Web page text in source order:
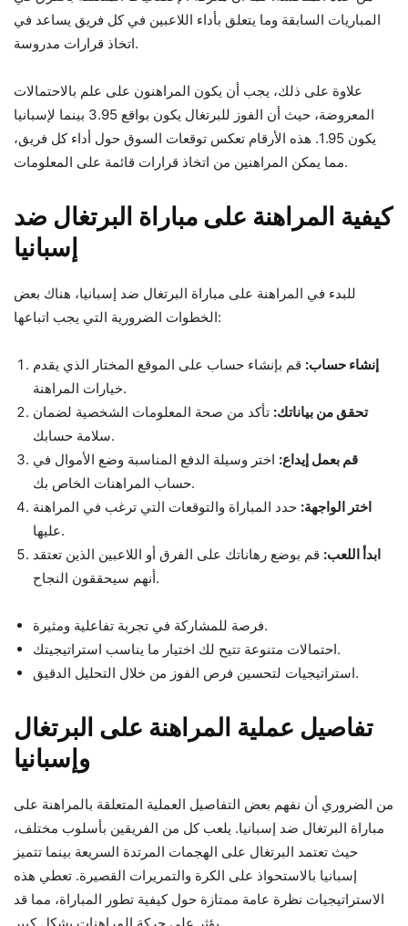
المباريات السابقة وما يتعلق بأداء اللاعبين في كل فريق يساعد في
اتخاذ قرارات مدروسة.
علاوة على ذلك، يجب أن يكون المراهنون على علم بالاحتمالات
المعروضة، حيث أن الفوز للبرتغال يكون بواقع 3.95 بينما لإسبانيا
يكون 1.95. هذه الأرقام تعكس توقعات السوق حول أداء كل فريق،
مما يمكن المراهنين من اتخاذ قرارات قائمة على المعلومات.
كيفية المراهنة على مباراة البرتغال ضد
إسبانيا
للبدء في المراهنة على مباراة البرتغال ضد إسبانيا، هناك بعض
الخطوات الضرورية التي يجب اتباعها:
إنشاء حساب: قم بإنشاء حساب على الموقع المختار الذي يقدم
خيارات المراهنة.
تحقق من بياناتك: تأكد من صحة المعلومات الشخصية لضمان
سلامة حسابك.
قم بعمل إيداع: اختر وسيلة الدفع المناسبة وضع الأموال في
حساب المراهنات الخاص بك.
اختر الواجهة: حدد المباراة والتوقعات التي ترغب في المراهنة
عليها.
ابدأ اللعب: قم بوضع رهاناتك على الفرق أو اللاعبين الذين تعتقد
أنهم سيحققون النجاح.
فرصة للمشاركة في تجربة تفاعلية ومثيرة.
احتمالات متنوعة تتيح لك اختيار ما يناسب استراتيجيتك.
استراتيجيات لتحسين فرص الفوز من خلال التحليل الدقيق.
تفاصيل عملية المراهنة على البرتغال
وإسبانيا
من الضروري أن نفهم بعض التفاصيل العملية المتعلقة بالمراهنة على
مباراة البرتغال ضد إسبانيا. يلعب كل من الفريقين بأسلوب مختلف،
حيث تعتمد البرتغال على الهجمات المرتدة السريعة بينما تتميز
إسبانيا بالاستحواذ على الكرة والتمريرات القصيرة. تعطي هذه
الاستراتيجيات نظرة عامة ممتازة حول كيفية تطور المباراة، مما قد